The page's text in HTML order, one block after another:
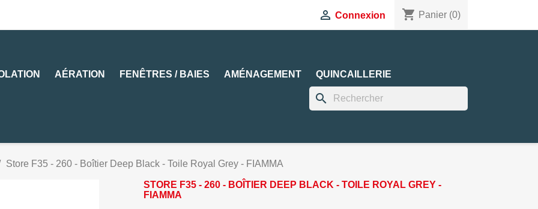
 Connexion shopping_cart Panier (0)
AÉRATION FENÊTRES / BAIES AMÉNAGEMENT QUINCAILLERIE
search
Store F35 - 260 - Boîtier Deep Black - Toile Royal Grey - FIAMMA
STORE F35 - 260 - BOÎTIER DEEP BLACK - TOILE ROYAL GREY -
FIAMMA